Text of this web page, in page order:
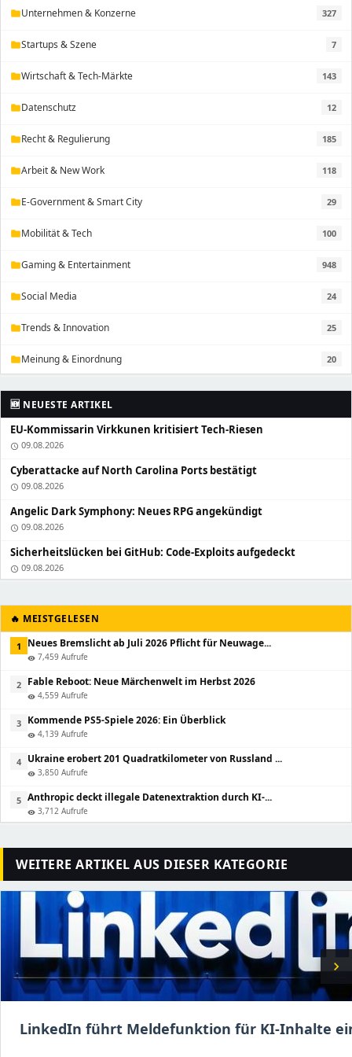
folderUnternehmen & Konzerne 327
folderStartups & Szene 7
folderWirtschaft & Tech-Märkte 143
folderDatenschutz 12
folderRecht & Regulierung 185
folderArbeit & New Work 118
folderE-Government & Smart City 29
folderMobilität & Tech 100
folderGaming & Entertainment 948
folderSocial Media 24
folderTrends & Innovation 25
folderMeinung & Einordnung 20
🆕 NEUESTE ARTIKEL
EU-Kommissarin Virkkunen kritisiert Tech-Riesen
schedule 09.08.2026
Cyberattacke auf North Carolina Ports bestätigt
schedule 09.08.2026
Angelic Dark Symphony: Neues RPG angekündigt
schedule 09.08.2026
Sicherheitslücken bei GitHub: Code-Exploits aufgedeckt
schedule 09.08.2026
🔥 MEISTGELESEN
1 Neues Bremslicht ab Juli 2026 Pflicht für Neuwage...
visibility 7,459 Aufrufe
2 Fable Reboot: Neue Märchenwelt im Herbst 2026
visibility 4,559 Aufrufe
3 Kommende PS5-Spiele 2026: Ein Überblick
visibility 4,139 Aufrufe
4 Ukraine erobert 201 Quadratkilometer von Russland ...
visibility 3,850 Aufrufe
5 Anthropic deckt illegale Datenextraktion durch KI-...
visibility 3,712 Aufrufe
WEITERE ARTIKEL AUS DIESER KATEGORIE
chevron_right
LinkedIn führt Meldefunktion für KI-Inhalte